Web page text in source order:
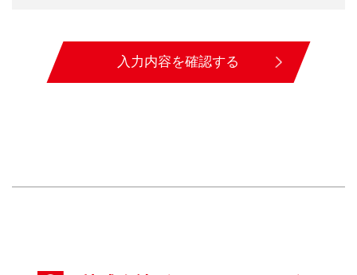
収集するにあたっては利用目的を明記の上、
適法かつ公正な手段によります。
またお客様からのお問い合わせへの対応、弊
入力内容を確認する